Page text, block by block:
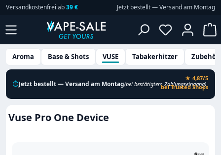
Zum Hauptinhalt springen
Versandkostenfrei ab39 € Jetzt bestellt — Versand am Montag
Du hast 0
Aroma Base & Shots VUSE Tabakerhitzer Zubehör
⏱Jetzt bestellt — Versand am Montag(bei bestätigtem Zahlungseingang)
★ 4,87/5
bei Trusted Shops
Vuse Pro One Device